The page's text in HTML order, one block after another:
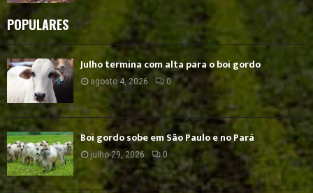
POPULARES
Julho termina com alta para o boi gordo
agosto 4, 2026 0
Boi gordo sobe em São Paulo e no Pará
julho 29, 2026 0